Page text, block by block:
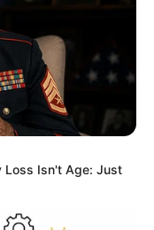
Loss Isn't Age: Just